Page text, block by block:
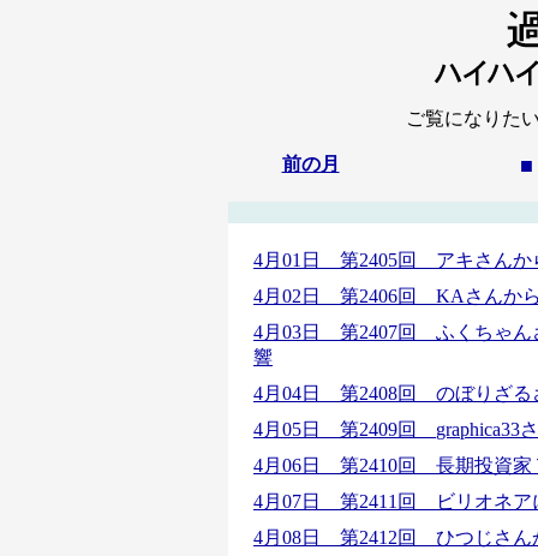
ご覧になりた
前の月 ■
4月01日 第2405回 アキさんか
4月02日 第2406回 KAさんか
4月03日 第2407回 ふくちゃん
響
4月04日 第2408回 のぼりざる
4月05日 第2409回 graphica33
4月06日 第2410回 長期投資家
4月07日 第2411回 ビリオネア
4月08日 第2412回 ひつじさん